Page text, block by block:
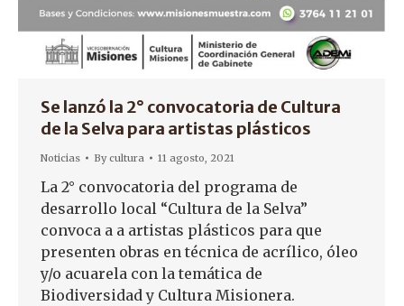
Se lanzó la 2° convocatoria de Cultura
de la Selva para artistas plásticos
Noticias Bycultura 11 agosto, 2021
La 2° convocatoria del programa de
desarrollo local “Cultura de la Selva”
convoca a a artistas plásticos para que
presenten obras en técnica de acrílico, óleo
y/o acuarela con la temática de
Biodiversidad y Cultura Misionera.